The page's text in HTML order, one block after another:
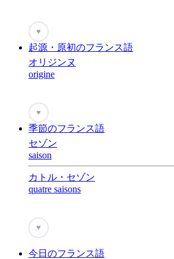
♥
起源・原初のフランス語
オリジンヌ
origine
♥
季節のフランス語
セゾン
saison
カトル・セゾン
quatre saisons
♥
今日のフランス語